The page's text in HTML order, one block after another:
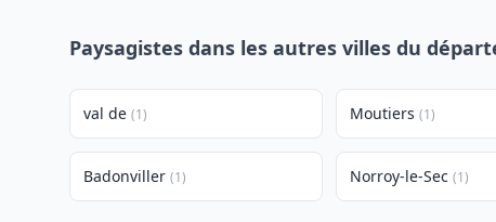
Paysagistes dans les autres villes du
val de (1) Moutiers (1)
Badonviller (1) Norroy-le-Sec (1)